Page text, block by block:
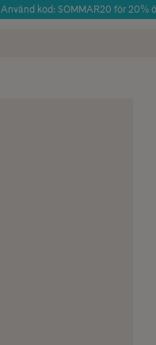
Använd kod: SOMMAR20 för 20%